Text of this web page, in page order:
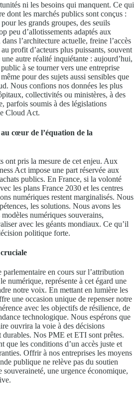
ni les besoins qui manquent. Ce qui
dont les marchés publics sont conçus :
les grands groupes, des seuils
peu d’allotissements adaptés aux
l’architecture actuelle, freine l’accès
profit d’acteurs plus puissants, souvent
autre réalité inquiétante : aujourd’hui,
à se tourner vers une entreprise
pour des sujets aussi sensibles que
Nous confions nos données les plus
collectivités ou ministères, à des
parfois soumis à des législations
Cloud Act.
cœur de l’équation de la
ont pris la mesure de cet enjeu. Aux
Act impose une part réservée aux
publics. En France, si la volonté
les plans France 2030 et les centres
numériques restent marginalisés. Nous
les solutions. Nous avons les
numériques souverains,
avec les géants mondiaux. Ce qu’il
politique forte.
parlementaire en cours sur l’attribution
numérique, représente à cet égard une
notre voix. En mettant en lumière les
une occasion unique de repenser notre
avec les objectifs de résilience, de
technologique. Nous espérons que
ouvrira la voie à des décisions
durables. Nos PME et ETI sont prêtes.
que les conditions d’un accès juste et
Offrir à nos entreprises les moyens
publique ne relève pas du soutien
souveraineté, une urgence économique,